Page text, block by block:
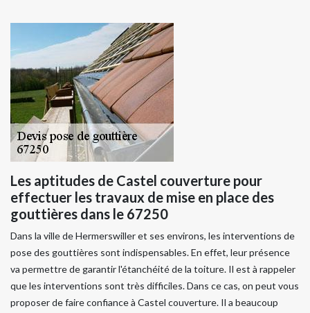
Les aptitudes de Castel couverture pour
effectuer les travaux de mise en place des
gouttières dans le 67250
Dans la ville de Hermerswiller et ses environs, les interventions de
pose des gouttières sont indispensables. En effet, leur présence
va permettre de garantir l'étanchéité de la toiture. Il est à rappeler
que les interventions sont très difficiles. Dans ce cas, on peut vous
proposer de faire confiance à Castel couverture. Il a beaucoup